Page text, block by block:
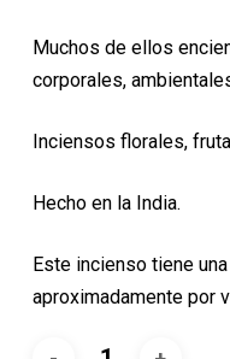
Muchos de ellos
corporales,
Inciensos florales,
Hecho en la India.
Este incienso tiene
aproximadamente por